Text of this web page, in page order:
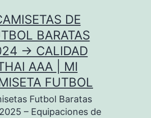
DE
BARATAS
→ CALIDAD
AAA | MI
FUTBOL
Futbol Baratas
– Equipaciones de